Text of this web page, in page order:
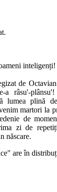
inteligenți!
de
a râsu'-
lumea plină
martori la
de
zi de
născare.
are în